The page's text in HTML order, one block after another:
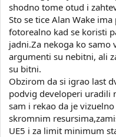
shodno tome otud i
Sto se tice Alan Wake
fotorealno kad se koristi
jadni.Za nekoga ko samo
argumenti su nebitni, ali
su bitni.
Obzirom da si igrao last
podvig developeri uradili
sam i rekao da je
skromnim
UE5 i za limit minimum